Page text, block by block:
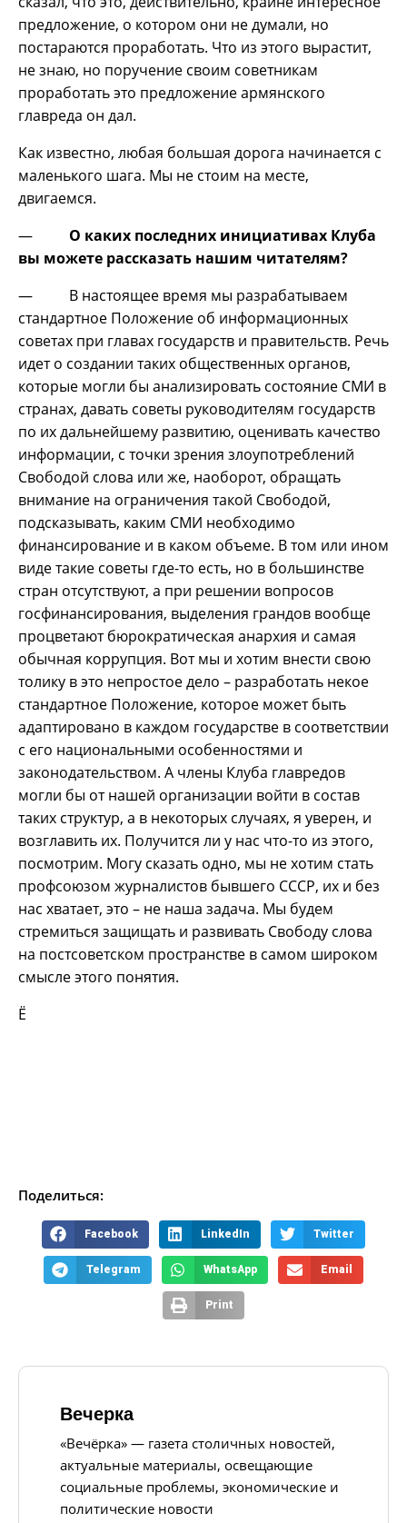
предложение, о котором они не думали, но
постараются проработать. Что из этого вырастит,
не знаю, но поручение своим советникам
проработать это предложение армянского
главреда он дал.
Как известно, любая большая дорога начинается с
маленького шага. Мы не стоим на месте,
двигаемся.
— О каких последних инициативах Клуба
вы можете рассказать нашим читателям?
— В настоящее время мы разрабатываем
стандартное Положение об информационных
советах при главах государств и правительств. Речь
идет о создании таких общественных органов,
которые могли бы анализировать состояние СМИ в
странах, давать советы руководителям государств
по их дальнейшему развитию, оценивать качество
информации, с точки зрения злоупотреблений
Свободой слова или же, наоборот, обращать
внимание на ограничения такой Свободой,
подсказывать, каким СМИ необходимо
финансирование и в каком объеме. В том или ином
виде такие советы где-то есть, но в большинстве
стран отсутствуют, а при решении вопросов
госфинансирования, выделения грандов вообще
процветают бюрократическая анархия и самая
обычная коррупция. Вот мы и хотим внести свою
толику в это непростое дело – разработать некое
стандартное Положение, которое может быть
адаптировано в каждом государстве в соответствии
с его национальными особенностями и
законодательством. А члены Клуба главредов
могли бы от нашей организации войти в состав
таких структур, а в некоторых случаях, я уверен, и
возглавить их. Получится ли у нас что-то из этого,
посмотрим. Могу сказать одно, мы не хотим стать
профсоюзом журналистов бывшего СССР, их и без
нас хватает, это – не наша задача. Мы будем
стремиться защищать и развивать Свободу слова
на постсоветском пространстве в самом широком
смысле этого понятия.
Ё
Поделиться:
Facebook LinkedIn Twitter
Telegram WhatsApp Email
Print
Вечерка
«Вечёрка» — газета столичных новостей,
актуальные материалы, освещающие
социальные проблемы, экономические и
политические новости